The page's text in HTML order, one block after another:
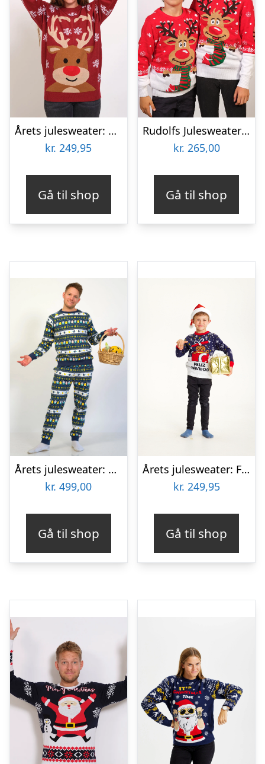
Årets julesweater: Det Søde Rensdyr – dame / kvinder. Ugly Christmas Sweater lavet i Danmark
kr. 249,95
Gå til shop
Rudolfs Julesweater Rød – Børn.
kr. 265,00
Gå til shop
Årets julesweater: Påskesæt Blå – herre / mænd. Ugly Christmas Sweater lavet i Danmark
kr. 499,00
Gå til shop
Årets julesweater: Feliz Navidog – Børn. Ugly Christmas Sweater lavet i Danmark
kr. 249,95
Gå til shop